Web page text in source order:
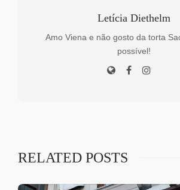
Letícia Diethelm
Amo Viena e não gosto da torta
possível!
RELATED POSTS